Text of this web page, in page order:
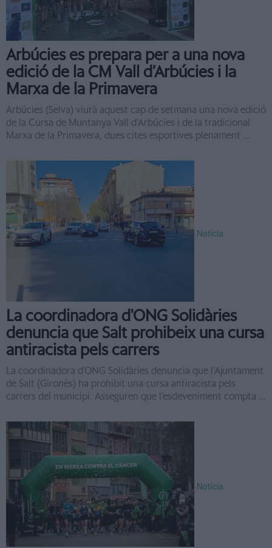
Arbúcies es prepara per a una nova
edició de la CM Vall d’Arbúcies i la
Marxa de la Primavera
Arbúcies (Selva) viurà aquest cap de setmana una nova edició
de la Cursa de Muntanya Vall d’Arbúcies i de la tradicional
Marxa de la Primavera, dues cites esportives plenament ...
Notícia
La coordinadora d'ONG Solidàries
denuncia que Salt prohibeix una cursa
antiracista pels carrers
La coordinadora d’ONG Solidàries denuncia que l’Ajuntament
de Salt (Gironès) ha prohibit una cursa antiracista pels
carrers del municipi. Asseguren que l’esdeveniment compta ...
Notícia